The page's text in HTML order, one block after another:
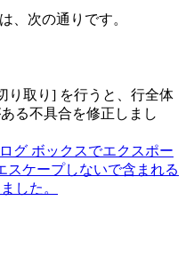
、次の通りです。
り取り] を行うと、行全体
る不具合を修正しまし
グ ボックスでエクスポー
スケープしないで含まれる
した。